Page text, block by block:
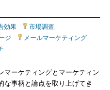
効果 市場調査
ジ メールマーケティング
ーケティングとマーケティン
な事柄と論点を取り上げてき